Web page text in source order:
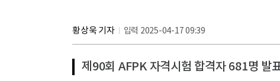
황상욱 기자 입력 2025-04-17 09:39
제90회 AFPK 자격시험 합격자 681명 발